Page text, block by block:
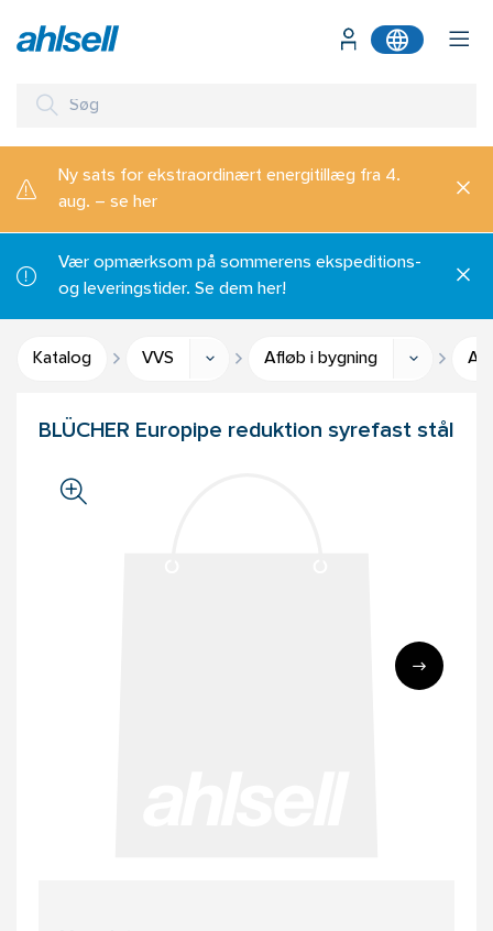
Ny sats for ekstraordinært energitillæg fra 4.
aug. – se her
Vær opmærksom på sommerens ekspeditions-
og leveringstider. Se dem her!
Katalog VVS Afløb i bygning
BLÜCHER Europipe reduktion syrefast stål